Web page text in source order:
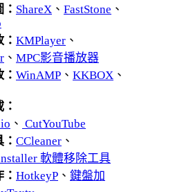
ShareX 、 FastStone 、
KMPlayer 、
、 MPC影音播放器
WinAMP 、 KKBOX 、
、 CutYouTube
CCleaner 、
軟體移除工具
HotkeyP 、 鍵盤加